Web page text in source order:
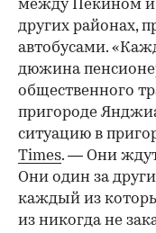
между Пекином и
других районах,
автобусами.
дюжина
общественного
пригороде
ситуацию в
Times. — Они ждут
Они один за
каждый из
из никогда не